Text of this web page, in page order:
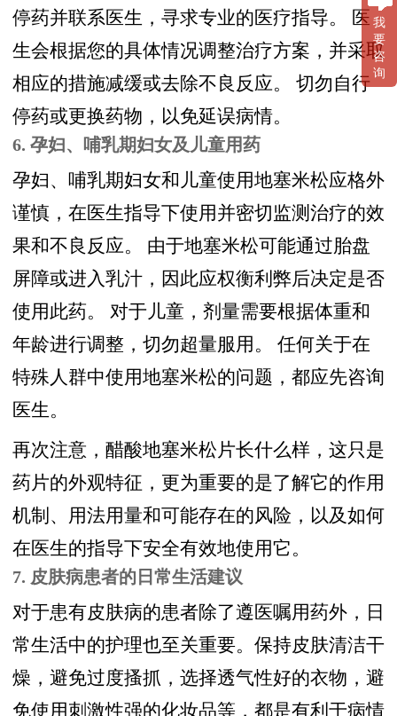
停药并联系医生，寻求专业的医疗指导。 医
生会根据您的具体情况调整治疗方案，并采取
相应的措施减缓或去除不良反应。 切勿自行
停药或更换药物，以免延误病情。
6. 孕妇、哺乳期妇女及儿童用药
孕妇、哺乳期妇女和儿童使用地塞米松应格外
谨慎，在医生指导下使用并密切监测治疗的效
果和不良反应。 由于地塞米松可能通过胎盘
屏障或进入乳汁，因此应权衡利弊后决定是否
使用此药。 对于儿童，剂量需要根据体重和
年龄进行调整，切勿超量服用。 任何关于在
特殊人群中使用地塞米松的问题，都应先咨询
医生。
再次注意，醋酸地塞米松片长什么样，这只是
药片的外观特征，更为重要的是了解它的作用
机制、用法用量和可能存在的风险，以及如何
在医生的指导下安全有效地使用它。
7. 皮肤病患者的日常生活建议
对于患有皮肤病的患者除了遵医嘱用药外，日
常生活中的护理也至关重要。保持皮肤清洁干
燥，避免过度搔抓，选择透气性好的衣物，避
免使用刺激性强的化妆品等，都是有利于病情
我
要
咨
询